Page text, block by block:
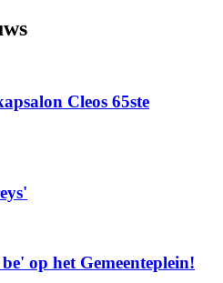
Cleos 65ste
op het Gemeenteplein!